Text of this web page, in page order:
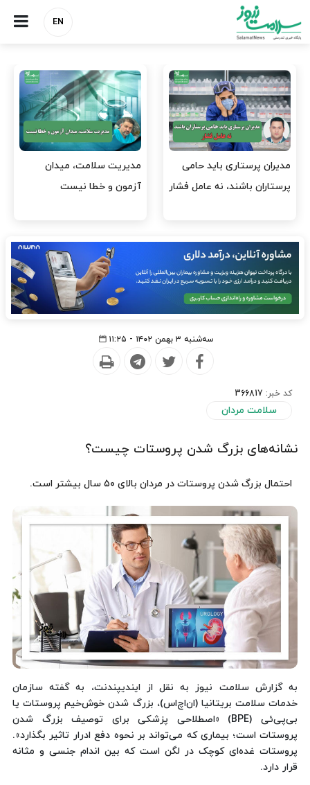
EN
وقت وزیر بهداشت باید صرف
افتتاح پروژه‌ها شود؟
واردات دارو و کالاهای اساسی
باید در اولویت تخصیص ارز
سه‌شنبه ۳ بهمن ۱۴۰۲ - ۱۱:۲۵
کد خبر: 366817
سلامت مردان
نشانه‌های بزرگ شدن پروستات چیست؟‌
احتمال بزرگ شدن پروستات در مردان بالای ۵۰ سال بیشتر است.
به گزارش سلامت نیوز به نقل از ایندیپندنت، به گفته سازمان
خدمات سلامت بریتانیا (ان‌اچ‌اس)، بزرگ شدن خوش‌خیم پروستات یا
بی‌پی‌ئی (BPE) «اصطلاحی پزشکی برای توصیف بزرگ شدن
پروستات است؛ بیماری که می‌تواند بر نحوه دفع ادرار تاثیر بگذارد».
پروستات غده‌ای کوچک در لگن است که بین اندام جنسی و مثانه
قرار دارد.